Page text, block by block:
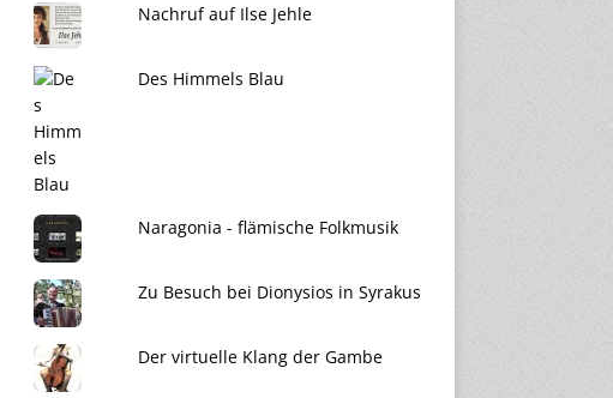
Nachruf auf Ilse Jehle
Des Himmels Blau
Naragonia - flämische Folkmusik
Zu Besuch bei Dionysios in Syrakus
Der virtuelle Klang der Gambe